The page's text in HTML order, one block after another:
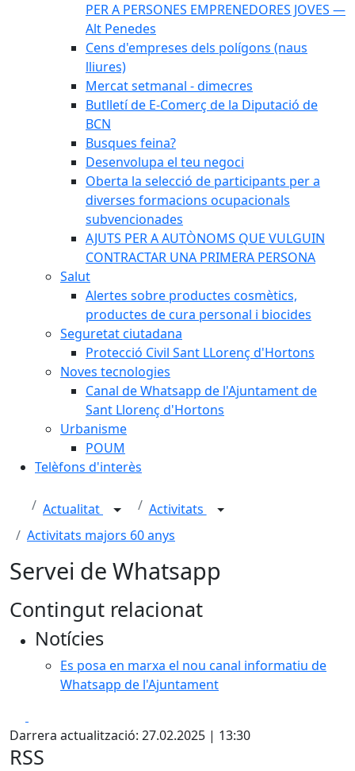
PER A PERSONES EMPRENEDORES JOVES —
Alt Penedes
Cens d'empreses dels polígons (naus
lliures)
Mercat setmanal - dimecres
Butlletí de E-Comerç de la Diputació de
BCN
Busques feina?
Desenvolupa el teu negoci
Oberta la selecció de participants per a
diverses formacions ocupacionals
subvencionades
AJUTS PER A AUTÒNOMS QUE VULGUIN
CONTRACTAR UNA PRIMERA PERSONA
Salut
Alertes sobre productes cosmètics,
productes de cura personal i biocides
Seguretat ciutadana
Protecció Civil Sant LLorenç d'Hortons
Noves tecnologies
Canal de Whatsapp de l'Ajuntament de
Sant Llorenç d'Hortons
Urbanisme
POUM
Telèfons d'interès
Actualitat
Activitats
Activitats majors 60 anys
Servei de Whatsapp
Contingut relacionat
Notícies
Es posa en marxa el nou canal informatiu de
Whatsapp de l'Ajuntament
Darrera actualització: 27.02.2025 | 13:30
RSS